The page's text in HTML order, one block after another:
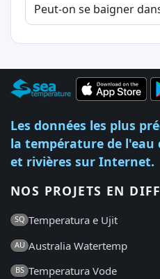
Peut-on se baigner
Les données les plus
la température de l'eau
et rivières sur Internet.
NOS PROJETS EN
SQ Temperatura e Ujit
AU Australia Watertemp
BS Temperatura Vode